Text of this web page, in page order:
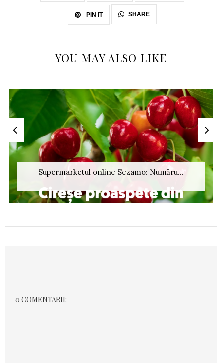
PIN IT SHARE
YOU MAY ALSO LIKE
Supermarketul online Sezamo: Număru...
0 COMENTARII: